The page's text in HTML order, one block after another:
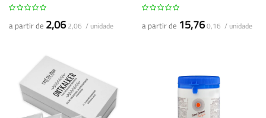
a partir de 2,06 2,06 / unidade a partir de 15,760,16 / unidade